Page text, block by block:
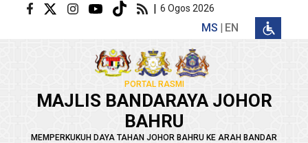
Langkau ke kandungan utama | 6 Ogos 2026
MS EN
PORTAL RASMI
MAJLIS BANDARAYA JOHOR
BAHRU
MEMPERKUKUH DAYA TAHAN JOHOR BAHRU KE ARAH BANDAR